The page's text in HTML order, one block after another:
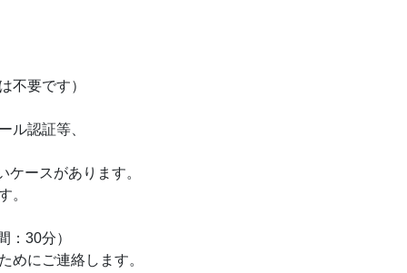
不要です）
ル認証等、
ースがあります。
。
：30分）
めにご連絡します。